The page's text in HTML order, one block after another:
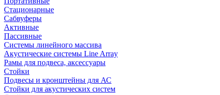
Стационарные
Сабвуферы
Активные
Пассивные
Системы линейного массива
Акустические системы Line Array
Рамы для подвеса, аксессуары
Стойки
Подвесы и кронштейны для АС
Стойки для акустических систем